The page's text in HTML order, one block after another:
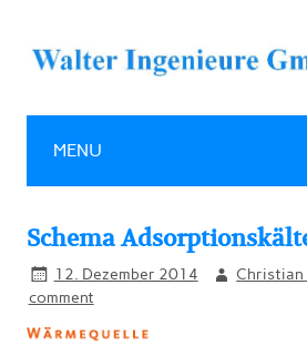
MENU
Schema
12. Dezember 2014
comment